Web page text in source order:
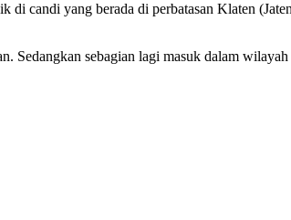
candi yang berada di perbatasan Klaten
Sedangkan sebagian lagi masuk dalam